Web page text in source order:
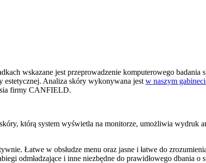
wskazane jest przeprowadzenie komputerowego badania
estetycznej. Analiza skóry wykonywana jest w naszym
firmy CANFIELD.
którą system wyświetla na monitorze, umożliwia wydruk
Łatwe w obsłudze menu oraz jasne i łatwe do
odmładzające i inne niezbędne do prawidłowego dbania o